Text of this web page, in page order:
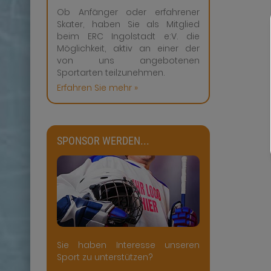
Ob Anfänger oder erfahrener
Skater, haben Sie als Mitglied
beim ERC Ingolstadt e:V. die
Möglichkeit, aktiv an einer der
von uns angebotenen
Sportarten teilzunehmen.
Erfahren Sie mehr »
SPONSOR WERDEN...
Sie haben Interesse unseren
Sport zu unterstützen?